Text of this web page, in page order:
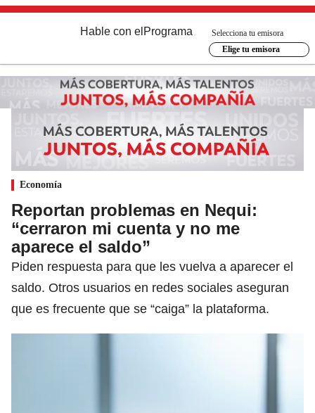
Hable con el Programa
Selecciona tu emisora
Elige tu emisora
Economía
Reportan problemas en Nequi:
“cerraron mi cuenta y no me
aparece el saldo”
Piden respuesta para que les vuelva a aparecer el
saldo. Otros usuarios en redes sociales aseguran
que es frecuente que se “caiga” la plataforma.